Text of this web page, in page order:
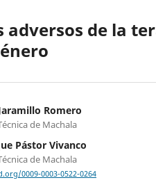
adversos de la
Romero
de Machala
Pástor Vivanco
de Machala
0009-0003-0522-0264